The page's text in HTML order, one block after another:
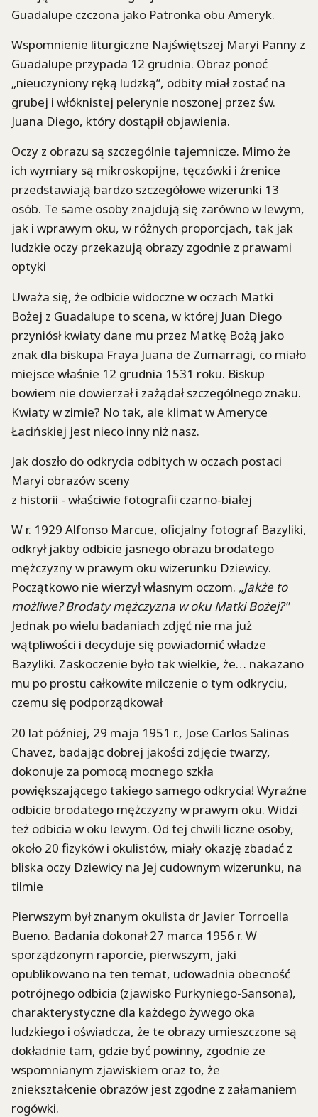
Guadalupe czczona jako Patronka obu Ameryk.
Wspomnienie liturgiczne Najświętszej Maryi Panny z
Guadalupe przypada 12 grudnia. Obraz ponoć
„nieuczyniony ręką ludzką”, odbity miał zostać na
grubej i włóknistej pelerynie noszonej przez św.
Juana Diego, który dostąpił objawienia.
Oczy z obrazu są szczególnie tajemnicze. Mimo że
ich wymiary są mikroskopijne, tęczówki i źrenice
przedstawiają bardzo szczegółowe wizerunki 13
osób. Te same osoby znajdują się zarówno w lewym,
jak i wprawym oku, w różnych proporcjach, tak jak
ludzkie oczy przekazują obrazy zgodnie z prawami
optyki
Uważa się, że odbicie widoczne w oczach Matki
Bożej z Guadalupe to scena, w której Juan Diego
przyniósł kwiaty dane mu przez Matkę Bożą jako
znak dla biskupa Fraya Juana de Zumarragi, co miało
miejsce właśnie 12 grudnia 1531 roku. Biskup
bowiem nie dowierzał i zażądał szczególnego znaku.
Kwiaty w zimie? No tak, ale klimat w Ameryce
Łacińskiej jest nieco inny niż nasz.
Jak doszło do odkrycia odbitych w oczach postaci
Maryi obrazów sceny
z historii - właściwie fotografii czarno-białej
W r. 1929 Alfonso Marcue, oficjalny fotograf Bazyliki,
odkrył jakby odbicie jasnego obrazu brodatego
mężczyzny w prawym oku wizerunku Dziewicy.
Początkowo nie wierzył własnym oczom. „Jakże to
możliwe? Brodaty mężczyzna w oku Matki Bożej?"
Jednak po wielu badaniach zdjęć nie ma już
wątpliwości i decyduje się powiadomić władze
Bazyliki. Zaskoczenie było tak wielkie, że… nakazano
mu po prostu całkowite milczenie o tym odkryciu,
czemu się podporządkował
20 lat później, 29 maja 1951 r., Jose Carlos Salinas
Chavez, badając dobrej jakości zdjęcie twarzy,
dokonuje za pomocą mocnego szkła
powiększającego takiego samego odkrycia! Wyraźne
odbicie brodatego mężczyzny w prawym oku. Widzi
też odbicia w oku lewym. Od tej chwili liczne osoby,
około 20 fizyków i okulistów, miały okazję zbadać z
bliska oczy Dziewicy na Jej cudownym wizerunku, na
tilmie
Pierwszym był znanym okulista dr Javier Torroella
Bueno. Badania dokonał 27 marca 1956 r. W
sporządzonym raporcie, pierwszym, jaki
opublikowano na ten temat, udowadnia obecność
potrójnego odbicia (zjawisko Purkyniego-Sansona),
charakterystyczne dla każdego żywego oka
ludzkiego i oświadcza, że te obrazy umieszczone są
dokładnie tam, gdzie być powinny, zgodnie ze
wspomnianym zjawiskiem oraz to, że
zniekształcenie obrazów jest zgodne z załamaniem
rogówki.